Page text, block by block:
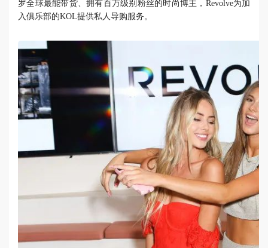
罗全球最能带货、拥有百万级别粉丝的时尚博主，Revolve为加
入俱乐部的KOL提供私人导购服务。